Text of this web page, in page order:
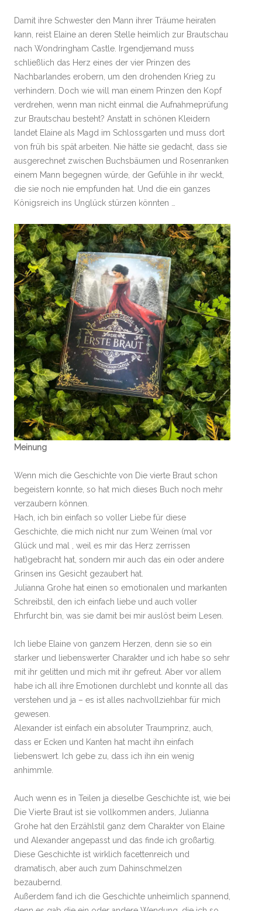
Damit ihre Schwester den Mann ihrer Träume heiraten
kann, reist Elaine an deren Stelle heimlich zur Brautschau
nach Wondringham Castle. Irgendjemand muss
schließlich das Herz eines der vier Prinzen des
Nachbarlandes erobern, um den drohenden Krieg zu
verhindern. Doch wie will man einem Prinzen den Kopf
verdrehen, wenn man nicht einmal die Aufnahmeprüfung
zur Brautschau besteht? Anstatt in schönen Kleidern
landet Elaine als Magd im Schlossgarten und muss dort
von früh bis spät arbeiten. Nie hätte sie gedacht, dass sie
ausgerechnet zwischen Buchsbäumen und Rosenranken
einem Mann begegnen würde, der Gefühle in ihr weckt,
die sie noch nie empfunden hat. Und die ein ganzes
Königsreich ins Unglück stürzen könnten …
Meinung
Wenn mich die Geschichte von Die vierte Braut schon
begeistern konnte, so hat mich dieses Buch noch mehr
verzaubern können.
Hach, ich bin einfach so voller Liebe für diese
Geschichte, die mich nicht nur zum Weinen (mal vor
Glück und mal , weil es mir das Herz zerrissen
hat)gebracht hat, sondern mir auch das ein oder andere
Grinsen ins Gesicht gezaubert hat.
Julianna Grohe hat einen so emotionalen und markanten
Schreibstil, den ich einfach liebe und auch voller
Ehrfurcht bin, was sie damit bei mir auslöst beim Lesen.
Ich liebe Elaine von ganzem Herzen, denn sie so ein
starker und liebenswerter Charakter und ich habe so sehr
mit ihr gelitten und mich mit ihr gefreut. Aber vor allem
habe ich all ihre Emotionen durchlebt und konnte all das
verstehen und ja – es ist alles nachvollziehbar für mich
gewesen.
Alexander ist einfach ein absoluter Traumprinz, auch,
dass er Ecken und Kanten hat macht ihn einfach
liebenswert. Ich gebe zu, dass ich ihn ein wenig
anhimmle.
Auch wenn es in Teilen ja dieselbe Geschichte ist, wie bei
Die Vierte Braut ist sie vollkommen anders, Julianna
Grohe hat den Erzählstil ganz dem Charakter von Elaine
und Alexander angepasst und das finde ich großartig.
Diese Geschichte ist wirklich facettenreich und
dramatisch, aber auch zum Dahinschmelzen
bezaubernd.
Außerdem fand ich die Geschichte unheimlich spannend,